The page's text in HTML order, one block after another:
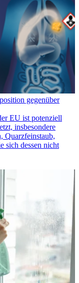
gegenüber
EU ist potenziell
insbesondere
Quarzfeinstaub,
sich dessen nicht